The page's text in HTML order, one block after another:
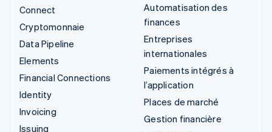
Connect
Cryptomonnaie
Data Pipeline
Elements
Financial Connections
Identity
Invoicing
Issuing
Automatisation des
finances
Entreprises
internationales
Paiements intégrés à
l’application
Places de marché
Gestion financière